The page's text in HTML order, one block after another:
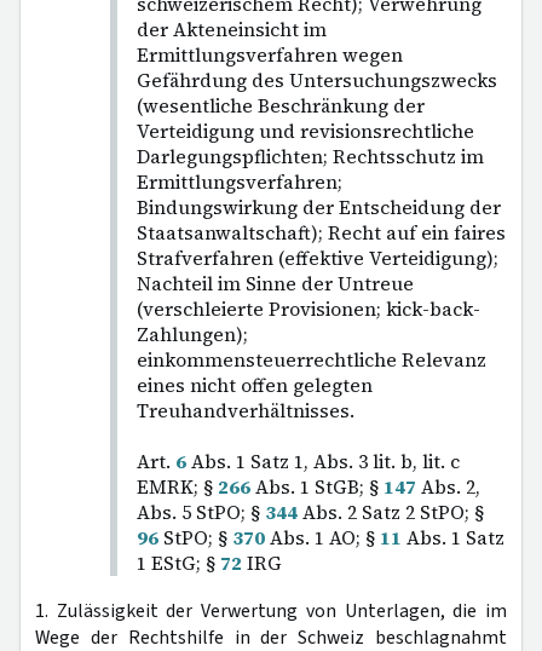
der Akteneinsicht im
Ermittlungsverfahren wegen
Gefährdung des Untersuchungszwecks
(wesentliche Beschränkung der
Verteidigung und revisionsrechtliche
Darlegungspflichten; Rechtsschutz im
Ermittlungsverfahren;
Bindungswirkung der Entscheidung der
Staatsanwaltschaft); Recht auf ein faires
Strafverfahren (effektive Verteidigung);
Nachteil im Sinne der Untreue
(verschleierte Provisionen; kick-back-
Zahlungen);
einkommensteuerrechtliche Relevanz
eines nicht offen gelegten
Treuhandverhältnisses.
Art. 6Abs. 1 Satz 1, Abs. 3 lit. b, lit. c
EMRK; § 266Abs. 1 StGB; § 147 Abs. 2,
Abs. 5 StPO; § 344Abs. 2 Satz 2 StPO; §
96 StPO; § 370Abs. 1 AO; § 11 Abs. 1 Satz
1 EStG; § 72 IRG
1. Zulässigkeit der Verwertung von Unterlagen, die im
Wege der Rechtshilfe in der Schweiz beschlagnahmt